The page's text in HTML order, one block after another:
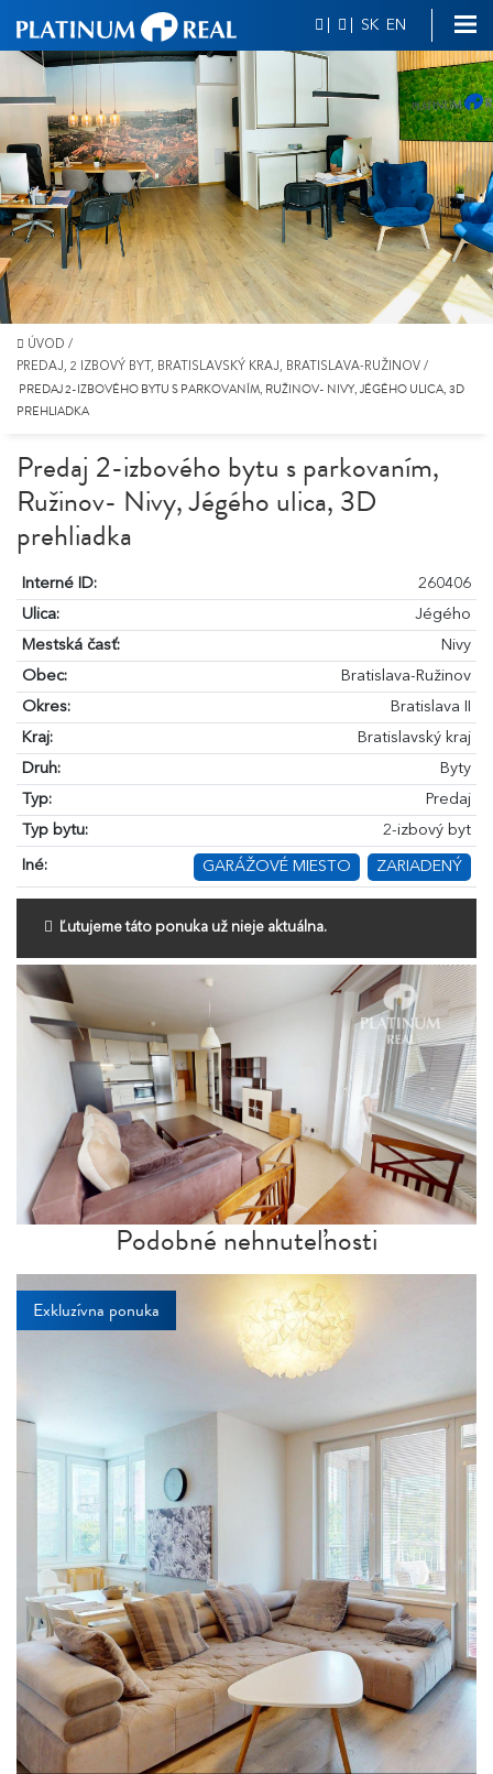
SK EN
ÚVOD /
PREDAJ, 2 IZBOVÝ BYT, BRATISLAVSKÝ KRAJ, BRATISLAVA-RUŽINOV /
PREDAJ 2-IZBOVÉHO BYTU S PARKOVANÍM, RUŽINOV- NIVY, JÉGÉHO ULICA, 3D
PREHLIADKA
Predaj 2-izbového bytu s parkovaním,
Ružinov- Nivy, Jégého ulica, 3D
prehliadka
Interné ID:
260406
Ulica:
Jégého
Mestská časť:
Nivy
Obec:
Bratislava-Ružinov
Okres:
Bratislava II
Kraj:
Bratislavský kraj
Druh:
Byty
Typ:
Predaj
Typ bytu:
2-izbový byt
Iné: GARÁŽOVÉ MIESTO ZARIADENÝ
Ľutujeme táto ponuka už nieje aktuálna.
Podobné nehnuteľnosti
Exkluzívna ponuka